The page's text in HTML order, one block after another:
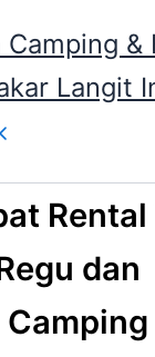
Camping &
Langit
Rental
dan